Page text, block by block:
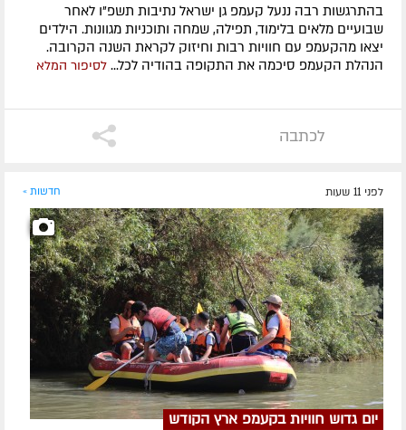
בהתרגשות רבה ננעל קעמפ גן ישראל נתיבות תשפ"ו לאחר
שבועיים מלאים בלימוד, תפילה, שמחה ותוכניות מגוונות. הילדים
יצאו מהקעמפ עם חוויות רבות וחיזוק לקראת השנה הקרובה.
הנהלת הקעמפ סיכמה את התקופה בהודיה לכל... לסיפור המלא
לכתבה
לפני 11 שעות חדשות »
יום גדוש חוויות בקעמפ ארץ הקודש